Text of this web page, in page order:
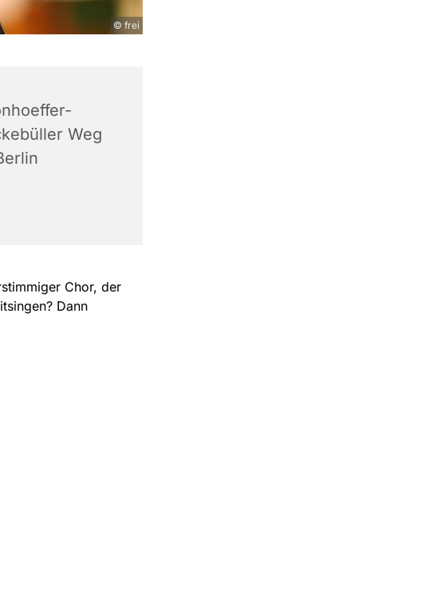
© frei
Weg
Chor, der
Dann